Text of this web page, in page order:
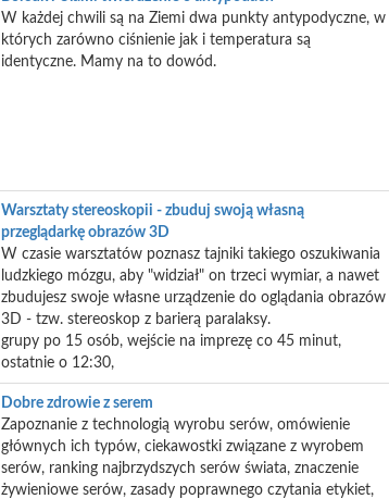
W każdej chwili są na Ziemi dwa punkty antypodyczne, w
których zarówno ciśnienie jak i temperatura są
identyczne. Mamy na to dowód.
Warsztaty stereoskopii - zbuduj swoją własną
przeglądarkę obrazów 3D
W czasie warsztatów poznasz tajniki takiego oszukiwania
ludzkiego mózgu, aby "widział" on trzeci wymiar, a nawet
zbudujesz swoje własne urządzenie do oglądania obrazów
3D - tzw. stereoskop z barierą paralaksy.
grupy po 15 osób, wejście na imprezę co 45 minut,
ostatnie o 12:30,
Dobre zdrowie z serem
Zapoznanie z technologią wyrobu serów, omówienie
głównych ich typów, ciekawostki związane z wyrobem
serów, ranking najbrzydszych serów świata, znaczenie
żywieniowe serów, zasady poprawnego czytania etykiet,